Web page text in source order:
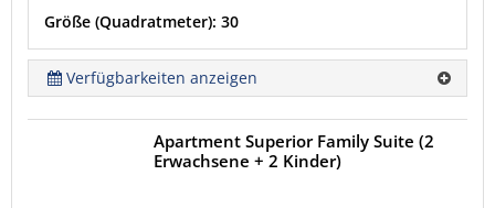
Größe (Quadratmeter): 30
Verfügbarkeiten anzeigen
Apartment Superior Family Suite (2
Erwachsene + 2 Kinder)